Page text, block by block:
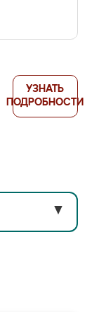
УЗНАТЬ
ПОДРОБНОСТИ
▼